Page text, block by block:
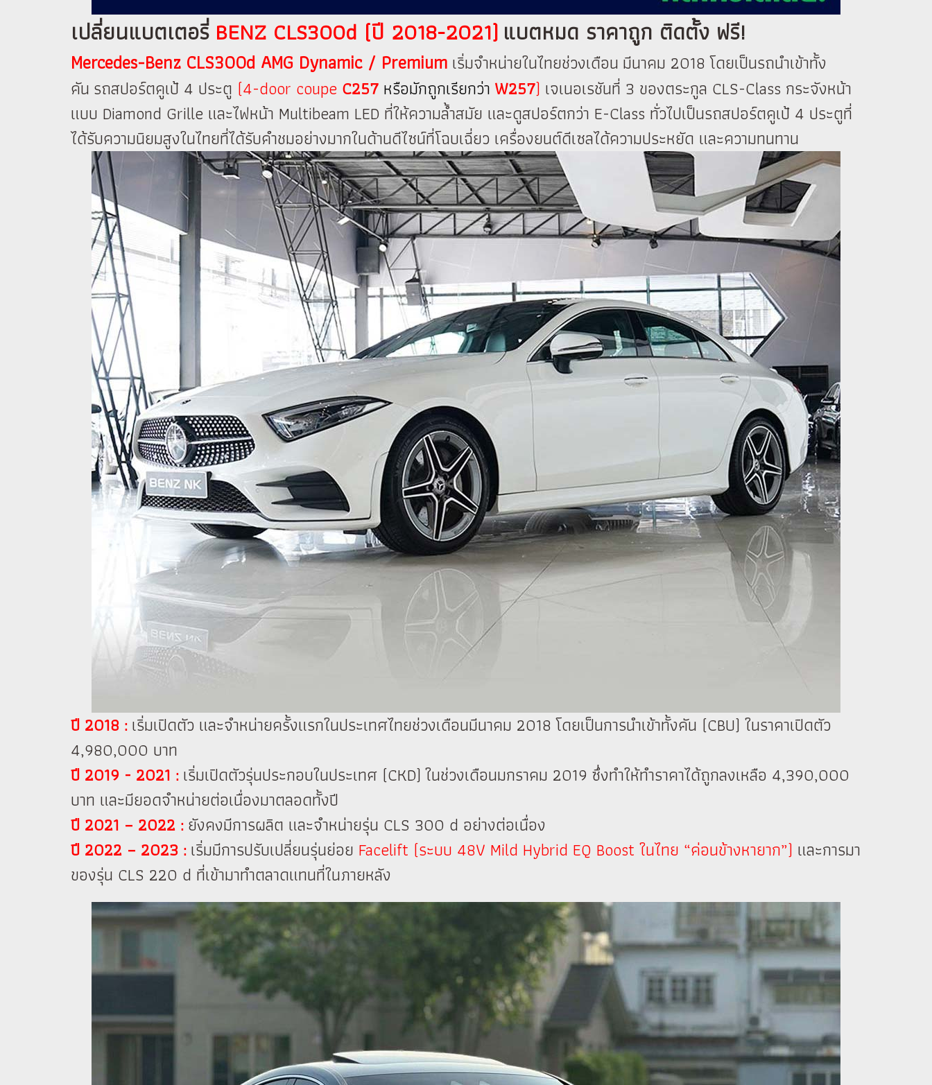
เปลี่ยนแบตเตอรี่ BENZ CLS300d (ปี 2018-2021)แบตหมด ราคาถูก ติดตั้ง ฟรี!
Mercedes-Benz CLS300d AMG Dynamic / Premium เริ่มจำหน่ายในไทยช่วงเดือน มีนาคม 2018 โดยเป็นรถนำเข้าทั้ง
คัน รถสปอร์ตคูเป้ 4 ประตู (4-door coupe C257 หรือมักถูกเรียกว่า W257) เจเนอเรชันที่ 3 ของตระกูล CLS-Class กระจังหน้า
แบบ Diamond Grille และไฟหน้า Multibeam LED ที่ให้ความล้ำสมัย และดูสปอร์ตกว่า E-Class ทั่วไปเป็นรถสปอร์ตคูเป้ 4 ประตูที่
ได้รับความนิยมสูงในไทยที่ได้รับคำชมอย่างมากในด้านดีไซน์ที่โฉบเฉี่ยว เครื่องยนต์ดีเซลได้ความประหยัด และความทนทาน
ปี 2018 :เริ่มเปิดตัว และจำหน่ายครั้งแรกในประเทศไทยช่วงเดือนมีนาคม 2018 โดยเป็นการนำเข้าทั้งคัน (CBU) ในราคาเปิดตัว
4,980,000 บาท
ปี 2019 - 2021 :เริ่มเปิดตัวรุ่นประกอบในประเทศ (CKD) ในช่วงเดือนมกราคม 2019 ซึ่งทำให้ทำราคาได้ถูกลงเหลือ 4,390,000
บาท และมียอดจำหน่ายต่อเนื่องมาตลอดทั้งปี
ปี 2021 – 2022 :ยังคงมีการผลิต และจำหน่ายรุ่น CLS 300 d อย่างต่อเนื่อง
ปี 2022 – 2023 :เริ่มมีการปรับเปลี่ยนรุ่นย่อย Facelift (ระบบ 48V Mild Hybrid EQ Boost ในไทย “ค่อนข้างหายาก”) และการมา
ของรุ่น CLS 220 d ที่เข้ามาทำตลาดแทนที่ในภายหลัง